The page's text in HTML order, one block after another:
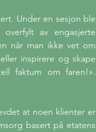
Under en sesjon ble
av engasjerte
når man ikke vet om
inspirere og skape
faktum om faren!».
at noen klienter er
basert på etatens